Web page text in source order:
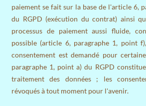
paiement se fait sur la base de l'article 6,
du RGPD (exécution du contrat) ainsi
processus de paiement aussi fluide,
possible (article 6, paragraphe 1, point
consentement est demandé pour
paragraphe 1, point a) du RGPD
traitement des données ; les
révoqués à tout moment pour l'avenir.